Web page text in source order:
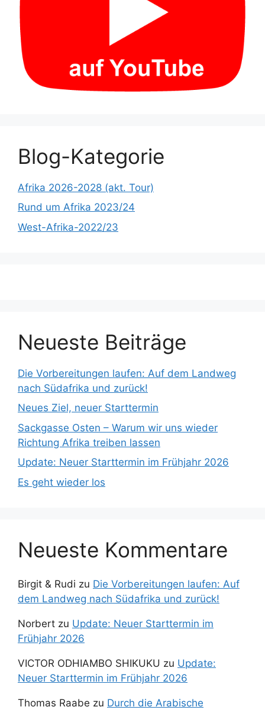
Blog-Kategorie
Afrika 2026-2028 (akt. Tour)
Rund um Afrika 2023/24
West-Afrika-2022/23
Neueste Beiträge
Die Vorbereitungen laufen: Auf dem Landweg
nach Südafrika und zurück!
Neues Ziel, neuer Starttermin
Sackgasse Osten – Warum wir uns wieder
Richtung Afrika treiben lassen
Update: Neuer Starttermin im Frühjahr 2026
Es geht wieder los
Neueste Kommentare
Birgit & Rudi zu Die Vorbereitungen laufen: Auf
dem Landweg nach Südafrika und zurück!
Norbert zu Update: Neuer Starttermin im
Frühjahr 2026
VICTOR ODHIAMBO SHIKUKU zu Update:
Neuer Starttermin im Frühjahr 2026
Thomas Raabe zu Durch die Arabische